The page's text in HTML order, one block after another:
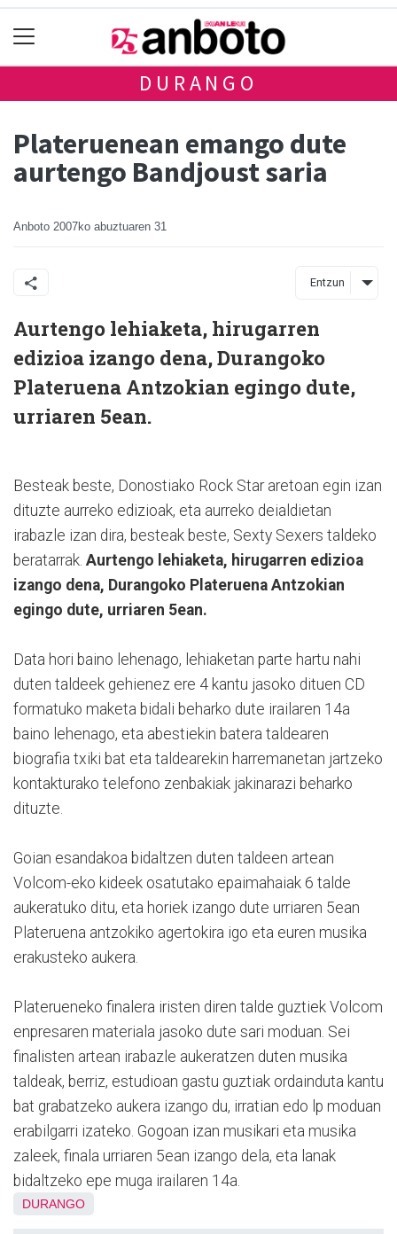
DURANGO
Plateruenean emango dute
aurtengo Bandjoust saria
Anboto 2007ko abuztuaren 31
Entzun
Aurtengo lehiaketa, hirugarren
edizioa izango dena, Durangoko
Plateruena Antzokian egingo dute,
urriaren 5ean.
Besteak beste, Donostiako Rock Star aretoan egin izan
dituzte aurreko edizioak, eta aurreko deialdietan
irabazle izan dira, besteak beste, Sexty Sexers taldeko
beratarrak. Aurtengo lehiaketa, hirugarren edizioa
izango dena, Durangoko Plateruena Antzokian
egingo dute, urriaren 5ean.
Data hori baino lehenago, lehiaketan parte hartu nahi
duten taldeek gehienez ere 4 kantu jasoko dituen CD
formatuko maketa bidali beharko dute irailaren 14a
baino lehenago, eta abestiekin batera taldearen
biografia txiki bat eta taldearekin harremanetan jartzeko
kontakturako telefono zenbakiak jakinarazi beharko
dituzte.
Goian esandakoa bidaltzen duten taldeen artean
Volcom-eko kideek osatutako epaimahaiak 6 talde
aukeratuko ditu, eta horiek izango dute urriaren 5ean
Plateruena antzokiko agertokira igo eta euren musika
erakusteko aukera.
Platerueneko finalera iristen diren talde guztiek Volcom
enpresaren materiala jasoko dute sari moduan. Sei
finalisten artean irabazle aukeratzen duten musika
taldeak, berriz, estudioan gastu guztiak ordainduta kantu
bat grabatzeko aukera izango du, irratian edo lp moduan
erabilgarri izateko. Gogoan izan musikari eta musika
zaleek, finala urriaren 5ean izango dela, eta lanak
bidaltzeko epe muga irailaren 14a.
DURANGO